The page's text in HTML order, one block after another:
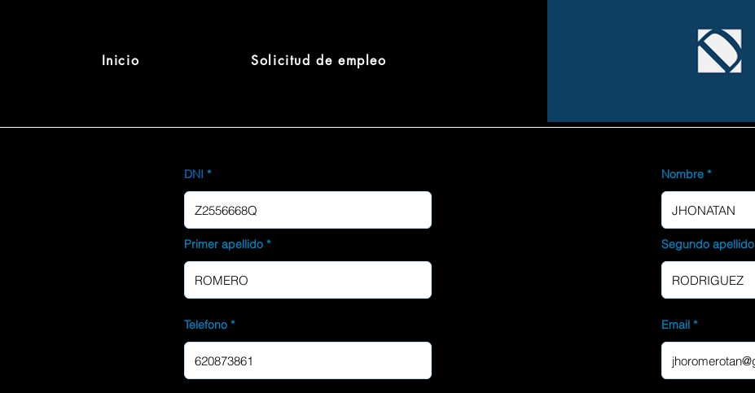
Inicio Solicitud de empleo
DNI
Primer apellido
Telefono
Nombre
Segundo apellido
Email